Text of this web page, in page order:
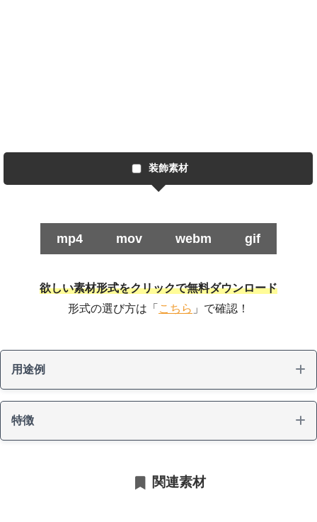
装飾素材
mp4 mov webm gif
欲しい素材形式をクリックで無料ダウンロード
形式の選び方は「 こちら 」で確認！
用途例
特徴
関連素材